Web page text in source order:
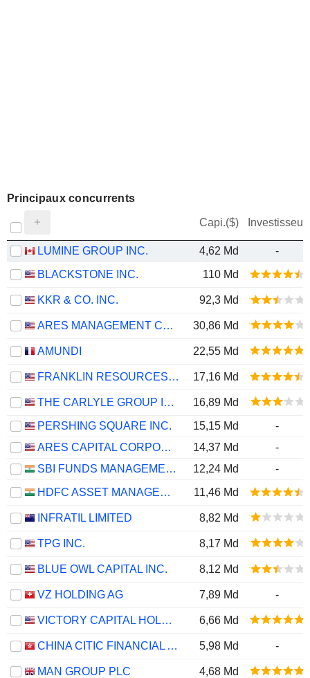
Principaux concurrents
Capi.($) Investisseur
LUMINE GROUP INC. 4,62 Md
-
BLACKSTONE INC.
110 Md
KKR & CO. INC. 92,3 Md
ARES MANAGEMENT CORPORATION 30,86 Md
AMUNDI 22,55 Md
FRANKLIN RESOURCES, INC. 17,16 Md
THE CARLYLE GROUP INC.
16,89 Md
PERSHING SQUARE INC.
15,15 Md
-
ARES CAPITAL CORPORATION
14,37 Md
-
SBI FUNDS MANAGEMENT LIMITED
12,24 Md
-
HDFC ASSET MANAGEMENT COMPANY LIMITED
11,46 Md
INFRATIL LIMITED 8,82 Md
TPG INC. 8,17 Md
BLUE OWL CAPITAL INC. 8,12 Md
VZ HOLDING AG 7,89 Md -
VICTORY CAPITAL HOLDINGS, INC. 6,66 Md
CHINA CITIC FINANCIAL ASSET MANAGEMENT CO., LTD. 5,98 Md -
MAN GROUP PLC 4,68 Md